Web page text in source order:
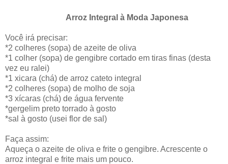
Arroz Integral à Moda Japonesa
Você irá precisar:
*2 colheres (sopa) de azeite de oliva
*1 colher (sopa) de gengibre cortado em tiras finas (desta
vez eu ralei)
*1 xicara (chá) de arroz cateto integral
*2 colheres (sopa) de molho de soja
*3 xícaras (chá) de água fervente
*gergelim preto torrado à gosto
*sal à gosto (usei flor de sal)
Faça assim:
Aqueça o azeite de oliva e frite o gengibre. Acrescente o
arroz integral e frite mais um pouco.